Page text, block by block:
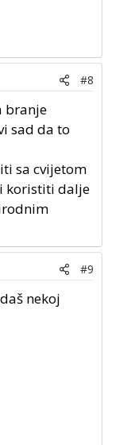
#8
branje
sad da to
sa cvijetom
koristiti dalje
#9
nekoj